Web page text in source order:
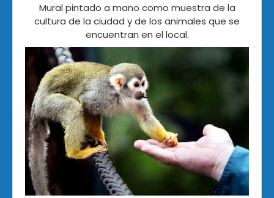
Mural pintado a mano como muestra de la
cultura de la ciudad y de los animales que se
encuentran en el local.